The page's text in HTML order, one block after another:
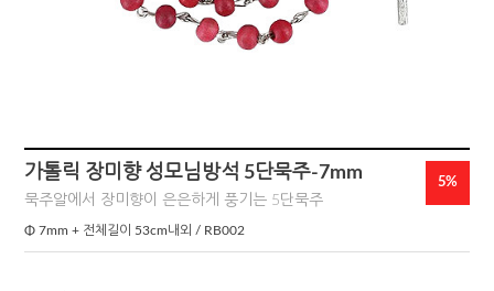
가톨릭 장미향 성모님방석 5단묵주-7mm
묵주알에서 장미향이 은은하게 풍기는 5단묵주
Φ 7mm + 전체길이 53cm내외 / RB002
5%